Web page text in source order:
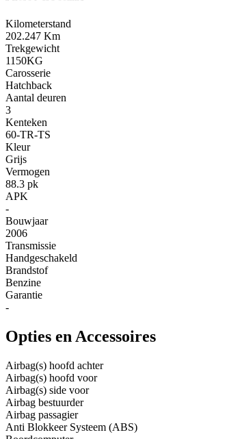
Kilometerstand
202.247 Km
Trekgewicht
1150KG
Carosserie
Hatchback
Aantal deuren
3
Kenteken
60-TR-TS
Kleur
Grijs
Vermogen
88.3 pk
APK
-
Bouwjaar
2006
Transmissie
Handgeschakeld
Brandstof
Benzine
Garantie
-
Opties en Accessoires
Airbag(s) hoofd achter
Airbag(s) hoofd voor
Airbag(s) side voor
Airbag bestuurder
Airbag passagier
Anti Blokkeer Systeem (ABS)